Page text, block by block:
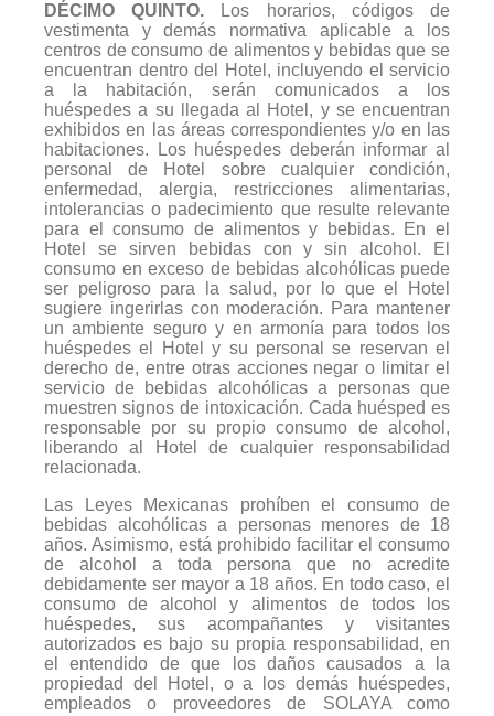
DÉCIMO QUINTO. Los horarios, códigos de
vestimenta y demás normativa aplicable a los
centros de consumo de alimentos y bebidas que se
encuentran dentro del Hotel, incluyendo el servicio
a la habitación, serán comunicados a los
huéspedes a su llegada al Hotel, y se encuentran
exhibidos en las áreas correspondientes y/o en las
habitaciones. Los huéspedes deberán informar al
personal de Hotel sobre cualquier condición,
enfermedad, alergia, restricciones alimentarias,
intolerancias o padecimiento que resulte relevante
para el consumo de alimentos y bebidas. En el
Hotel se sirven bebidas con y sin alcohol. El
consumo en exceso de bebidas alcohólicas puede
ser peligroso para la salud, por lo que el Hotel
sugiere ingerirlas con moderación. Para mantener
un ambiente seguro y en armonía para todos los
huéspedes el Hotel y su personal se reservan el
derecho de, entre otras acciones negar o limitar el
servicio de bebidas alcohólicas a personas que
muestren signos de intoxicación. Cada huésped es
responsable por su propio consumo de alcohol,
liberando al Hotel de cualquier responsabilidad
relacionada.
Las Leyes Mexicanas prohíben el consumo de
bebidas alcohólicas a personas menores de 18
años. Asimismo, está prohibido facilitar el consumo
de alcohol a toda persona que no acredite
debidamente ser mayor a 18 años. En todo caso, el
consumo de alcohol y alimentos de todos los
huéspedes, sus acompañantes y visitantes
autorizados es bajo su propia responsabilidad, en
el entendido de que los daños causados a la
propiedad del Hotel, o a los demás huéspedes,
empleados o proveedores de SOLAYA como